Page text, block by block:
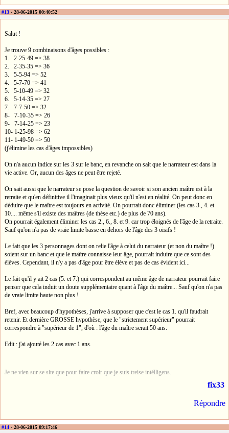
#13 - 28-06-2015 00:40:52
Salut !
Je trouve 9 combinaisons d'âges possibles :
1. 2-25-49 => 38
2. 2-35-35 => 36
3. 5-5-94 => 52
4. 5-7-70 => 41
5. 5-10-49 => 32
6. 5-14-35 => 27
7. 7-7-50 => 32
8- 7-10-35 => 26
9- 7-14-25 => 23
10- 1-25-98 => 62
11- 1-49-50 => 50
(j'élimine les cas d'âges impossibles)
On n'a aucun indice sur les 3 sur le banc, en revanche on sait que le narrateur est dans la
vie active. Or, aucun des âges ne peut être rejeté.
On sait aussi que le narrateur se pose la question de savoir si son ancien maître est à la
retraite et qu'en définitive il l'imaginait plus vieux qu'il n'est en réalité. On peut donc en
déduire que le maître est toujours en activité. On pourrait donc éliminer (les cas 3., 4. et
10.... même s'il existe des maîtres (de thèse etc.) de plus de 70 ans).
On pourrait également éliminer les cas 2., 6., 8. et 9. car trop éloignés de l'âge de la retraite.
Sauf qu'on n'a pas de vraie limite basse en dehors de l'âge des 3 oisifs !
Le fait que les 3 personnages dont on relie l'âge à celui du narrateur (et non du maître !)
soient sur un banc et que le maître connaisse leur âge, pourrait induire que ce sont des
élèves. Cependant, il n'y a pas d'âge pour être élève et pas de cas évident ici...
Le fait qu'il y ait 2 cas (5. et 7.) qui correspondent au même âge de narrateur pourrait faire
penser que cela induit un doute supplémentaire quant à l'âge du maître... Sauf qu'on n'a pas
de vraie limite haute non plus !
Bref, avec beaucoup d'hypothèses, j'arrive à supposer que c'est le cas 1. qu'il faudrait
retenir. Et dernière GROSSE hypothèse, que le "strictement supérieur" pourrait
correspondre à "supérieur de 1", d'où : l'âge du maître serait 50 ans.
Edit : j'ai ajouté les 2 cas avec 1 ans.
Je ne vien sur se site que pour faire croir que je suis treise intélligens.
fix33
Répondre
#14 - 28-06-2015 09:17:46